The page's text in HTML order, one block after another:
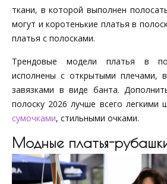
ткани, в которой выполнен
могут и коротенькие платья в
платья с полосками.
Трендовые модели платья в
исполнены с открытыми плечами,
завязками в виде банта.
полоску 2026 лучше всего легкими
сумочками, стильными очками.
Модные платья-